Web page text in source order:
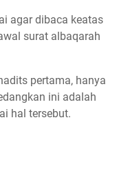
agar dibaca keatas
surat albaqarah
pertama, hanya
ini adalah
hal tersebut.